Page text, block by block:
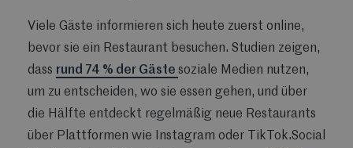
Viele Gäste informieren sich heute zuerst online,
bevor sie ein Restaurant besuchen. Studien zeigen,
dass rund 74 % der Gäste soziale Medien nutzen,
um zu entscheiden, wo sie essen gehen, und über
die Hälfte entdeckt regelmäßig neue Restaurants
über Plattformen wie Instagram oder TikTok.Social